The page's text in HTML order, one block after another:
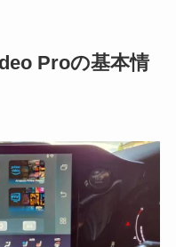
Proの基本情